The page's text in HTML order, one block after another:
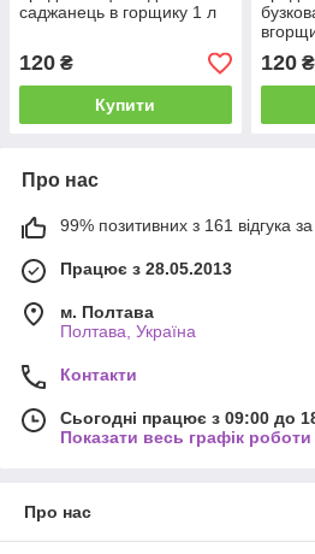
саджанець в горщику 1 л
120 ₴
Купити
120₴
Про нас
99% позитивних з 161 відгука за
Працює з 28.05.2013
м. Полтава
Полтава, Україна
Контакти
Сьогодні працює з 09:00 до
Показати весь графік роботи
Про нас